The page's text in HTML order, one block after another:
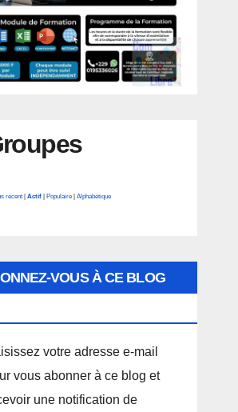
récent Actif Populaire Alphabétique
VOUS À CE BLOG
votre adresse e-mail
vous abonner à ce blog et
une notification de